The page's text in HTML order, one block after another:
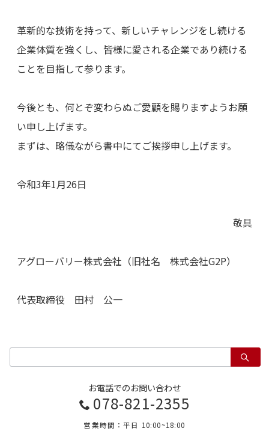
革新的な技術を持って、新しいチャレンジをし続ける
企業体質を強くし、皆様に愛される企業であり続ける
ことを目指して参ります。
今後とも、何とぞ変わらぬご愛顧を賜りますようお願
い申し上げます。
まずは、略儀ながら書中にてご挨拶申し上げます。
令和3年1月26日
敬具
アグローバリー株式会社（旧社名 株式会社G2P）
代表取締役 田村 公一
索：
お電話でのお問い合わせ
078-821-2355
営業時間：平日 10:00~18:00